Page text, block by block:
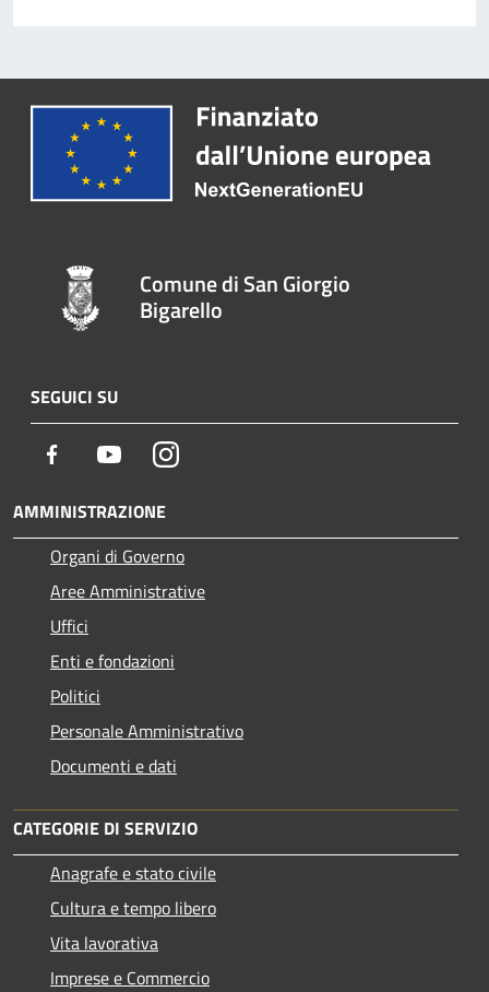
Comune di San Giorgio
Bigarello
SEGUICI SU
Facebook YoutubeInstagram
AMMINISTRAZIONE
Organi di Governo
Aree Amministrative
Uffici
Enti e fondazioni
Politici
Personale Amministrativo
Documenti e dati
CATEGORIE DI SERVIZIO
Anagrafe e stato civile
Cultura e tempo libero
Vita lavorativa
Imprese e Commercio